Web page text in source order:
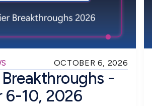
OCTOBER 6, 2026
-
6-10, 2026